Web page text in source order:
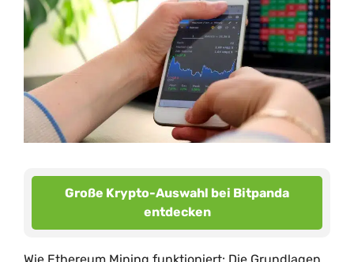
Große Krypto-Auswahl bei Bitpanda
entdecken